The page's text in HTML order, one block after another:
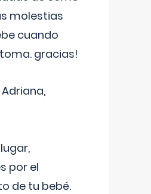
molestias
cuando
gracias!
por el
de tu bebé.